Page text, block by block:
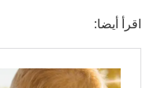
اقرأ أيضا: